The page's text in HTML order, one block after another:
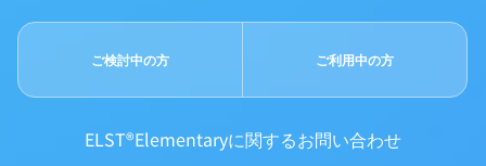
ご検討中の方 ご利用中の方
ELST®Elementaryに関するお問い合わせ